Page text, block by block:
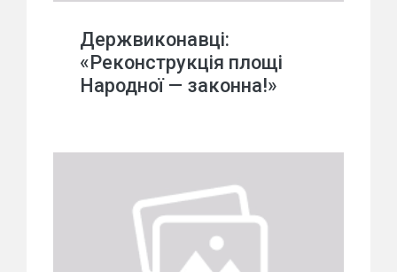
Держвиконавці:
«Реконструкція площі
Народної — законна!»